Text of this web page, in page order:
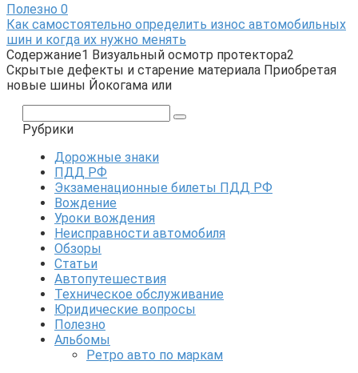
Полезно 0
Как самостоятельно определить износ автомобильных
шин и когда их нужно менять
Содержание1 Визуальный осмотр протектора2
Скрытые дефекты и старение материала Приобретая
новые шины Йокогама или
Рубрики
Дорожные знаки
ПДД РФ
Экзаменационные билеты ПДД РФ
Вождение
Уроки вождения
Неисправности автомобиля
Обзоры
Статьи
Автопутешествия
Техническое обслуживание
Юридические вопросы
Полезно
Альбомы
Ретро авто по маркам